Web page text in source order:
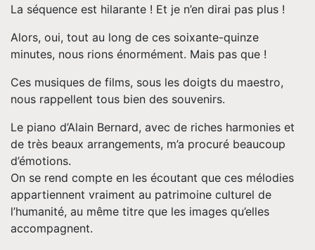
La séquence est hilarante ! Et je n’en dirai pas plus !
Alors, oui, tout au long de ces soixante-quinze
minutes, nous rions énormément. Mais pas que !
Ces musiques de films, sous les doigts du maestro,
nous rappellent tous bien des souvenirs.
Le piano d’Alain Bernard, avec de riches harmonies et
de très beaux arrangements, m’a procuré beaucoup
d’émotions.
On se rend compte en les écoutant que ces mélodies
appartiennent vraiment au patrimoine culturel de
l’humanité, au même titre que les images qu’elles
accompagnent.